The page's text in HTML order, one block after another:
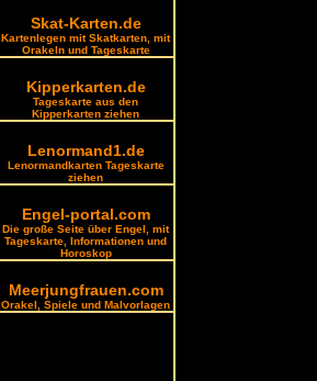
Skat-Karten.de
Kartenlegen mit Skatkarten, mit
Orakeln und Tageskarte
Kipperkarten.de
Tageskarte aus den
Kipperkarten ziehen
Lenormand1.de
Lenormandkarten Tageskarte
ziehen
Engel-portal.com
Die große Seite über Engel, mit
Tageskarte, Informationen und
Horoskop
Meerjungfrauen.com
Orakel, Spiele und Malvorlagen